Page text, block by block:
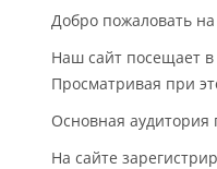
Добро пожаловать на
Наш сайт посещает
Просматривая при
Основная
На сайте